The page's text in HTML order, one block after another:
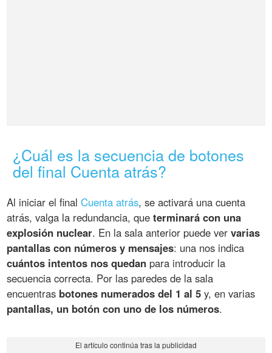
¿Cuál es la secuencia de botones
del final Cuenta atrás?
Al iniciar el finalCuenta atrás, se activará una cuenta
atrás, valga la redundancia, queterminará con una
explosión nuclear. En la sala anterior puede vervarias
pantallas con números y mensajes: una nos indica
cuántos intentos nos quedan para introducir la
secuencia correcta. Por las paredes de la sala
encuentras botones numerados del 1 al 5 y, en varias
pantallas, un botón con uno de los números.